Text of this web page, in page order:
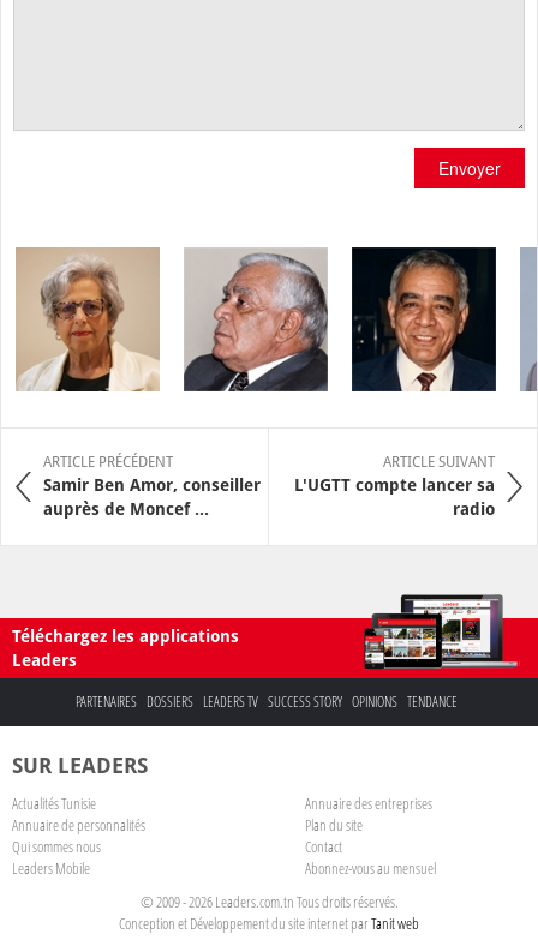
Envoyer
ARTICLE PRÉCÉDENT
Samir Ben Amor, conseiller
auprès de Moncef ...
ARTICLE SUIVANT
L'UGTT compte lancer sa
radio
Téléchargez les applications
Leaders
PARTENAIRES DOSSIERS LEADERS TV SUCCESS STORY OPINIONS TENDANCE
SUR LEADERS
Actualités Tunisie
Annuaire des entreprises
Annuaire de personnalités
Plan du site
Qui sommes nous
Contact
Leaders Mobile
Abonnez-vous au mensuel
© 2009 - 2026 Leaders.com.tn Tous droits réservés.
Conception et Développement du site internet parTanit web